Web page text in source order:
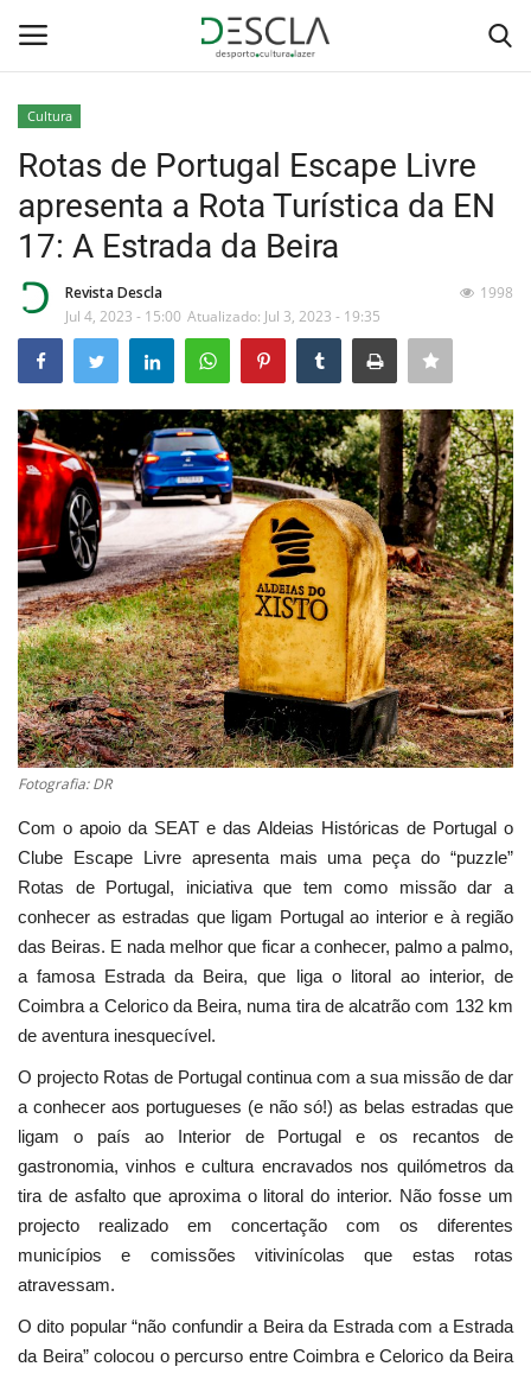
Home
Desporto
Sobre Nós
Educação
Estatuto Editorial
Saúde
Ficha técnica
Cultura
Lazer
Ambiente
Cultura
Rotas de Portugal Escape Livre
apresenta a Rota Turística da EN
17: A Estrada da Beira
Revista Descla
Jul 4, 2023 - 15:00 Atualizado: Jul 3, 2023 - 19:35
1998
Fotografia: DR
Com o apoio da SEAT e das Aldeias Históricas de Portugal o
Clube Escape Livre apresenta mais uma peça do “puzzle”
Rotas de Portugal, iniciativa que tem como missão dar a
conhecer as estradas que ligam Portugal ao interior e à região
das Beiras. E nada melhor que ficar a conhecer, palmo a palmo,
a famosa Estrada da Beira, que liga o litoral ao interior, de
Coimbra a Celorico da Beira, numa tira de alcatrão com 132 km
de aventura inesquecível.
O projecto Rotas de Portugal continua com a sua missão de dar
a conhecer aos portugueses (e não só!) as belas estradas que
ligam o país ao Interior de Portugal e os recantos de
gastronomia, vinhos e cultura encravados nos quilómetros da
tira de asfalto que aproxima o litoral do interior. Não fosse um
projecto realizado em concertação com os diferentes
municípios e comissões vitivinícolas que estas rotas
atravessam.
O dito popular “não confundir a Beira da Estrada com a Estrada
da Beira” colocou o percurso entre Coimbra e Celorico da Beira